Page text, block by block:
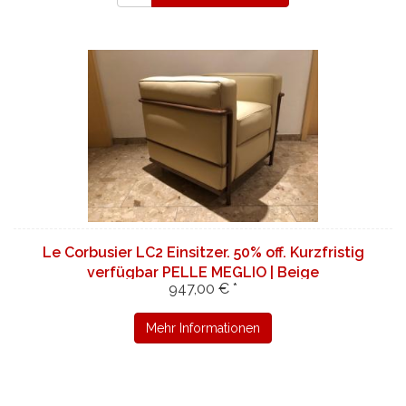
Le Corbusier LC2 Einsitzer. 50% off. Kurzfristig
verfügbar PELLE MEGLIO | Beige
947,00 € *
Mehr Informationen